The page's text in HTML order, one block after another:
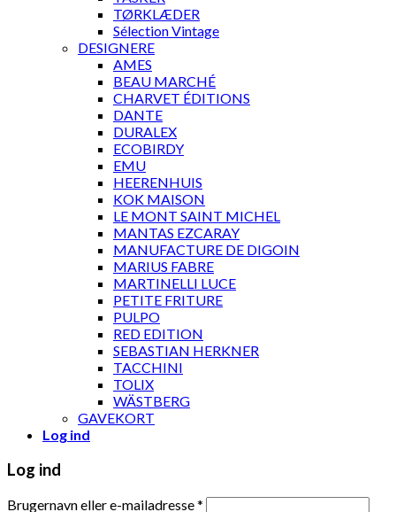
TØRKLÆDER
Sélection Vintage
DESIGNERE
AMES
BEAU MARCHÉ
CHARVET ÉDITIONS
DANTE
DURALEX
ECOBIRDY
EMU
HEERENHUIS
KOK MAISON
LE MONT SAINT MICHEL
MANTAS EZCARAY
MANUFACTURE DE DIGOIN
MARIUS FABRE
MARTINELLI LUCE
PETITE FRITURE
PULPO
RED EDITION
SEBASTIAN HERKNER
TACCHINI
TOLIX
WÄSTBERG
GAVEKORT
Log ind
Log ind
Brugernavn eller e-mailadresse*